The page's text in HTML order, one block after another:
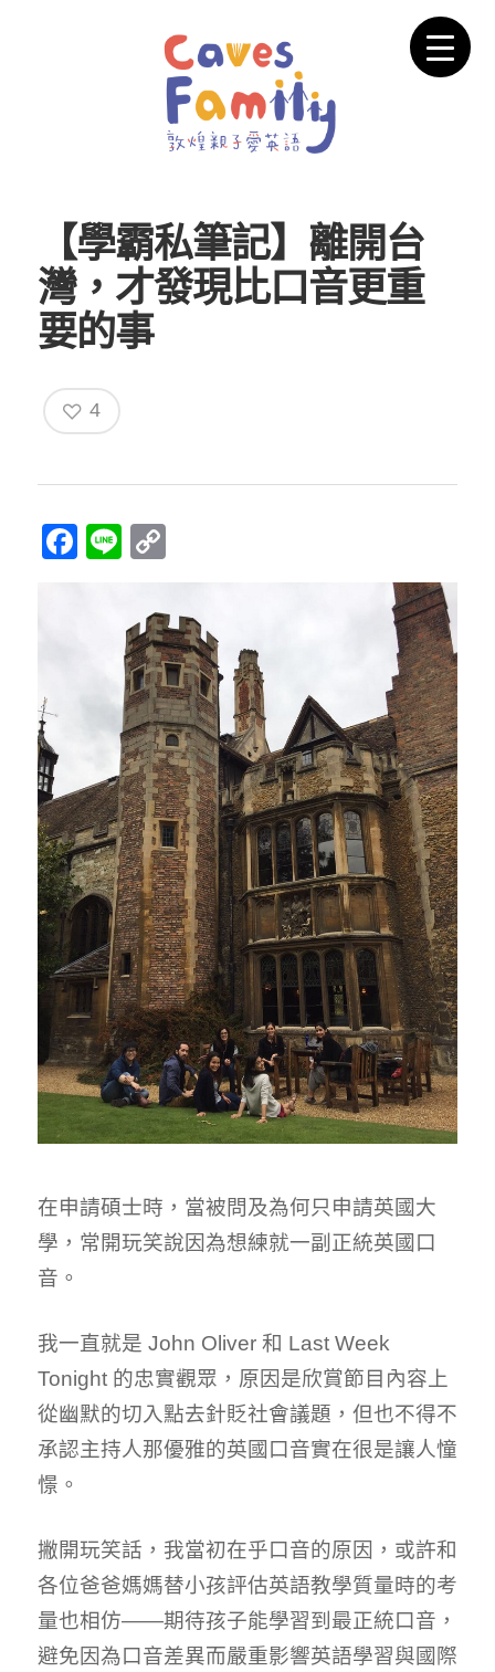
【學霸私筆記】離開台
灣，才發現比口音更重
要的事
4
Facebook
Line
Link
在申請碩士時，當被問及為何只申請英國大
學，常開玩笑說因為想練就一副正統英國口
音。
我一直就是 John Oliver 和 Last Week
Tonight 的忠實觀眾，原因是欣賞節目內容上
從幽默的切入點去針貶社會議題，但也不得不
承認主持人那優雅的英國口音實在很是讓人憧
憬。
撇開玩笑話，我當初在乎口音的原因，或許和
各位爸爸媽媽替小孩評估英語教學質量時的考
量也相仿——期待孩子能學習到最正統口音，
避免因為口音差異而嚴重影響英語學習與國際